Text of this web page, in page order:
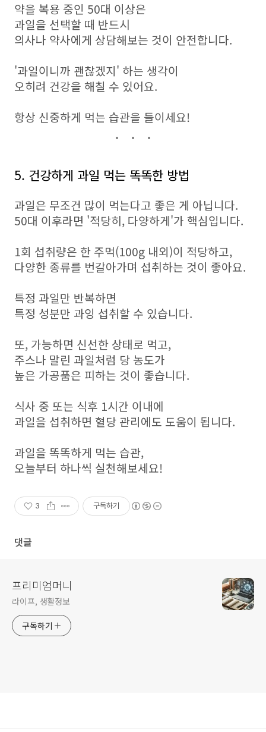
약을 복용 중인 50대 이상은
과일을 선택할 때 반드시
의사나 약사에게 상담해보는 것이 안전합니다.
'과일이니까 괜찮겠지' 하는 생각이
오히려 건강을 해칠 수 있어요.
항상 신중하게 먹는 습관을 들이세요!
5. 건강하게 과일 먹는 똑똑한 방법
과일은 무조건 많이 먹는다고 좋은 게 아닙니다.
50대 이후라면 '적당히, 다양하게'가 핵심입니다.
1회 섭취량은 한 주먹(100g 내외)이 적당하고,
다양한 종류를 번갈아가며 섭취하는 것이 좋아요.
특정 과일만 반복하면
특정 성분만 과잉 섭취할 수 있습니다.
또, 가능하면 신선한 상태로 먹고,
주스나 말린 과일처럼 당 농도가
높은 가공품은 피하는 것이 좋습니다.
식사 중 또는 식후 1시간 이내에
과일을 섭취하면 혈당 관리에도 도움이 됩니다.
과일을 똑똑하게 먹는 습관,
오늘부터 하나씩 실천해보세요!
3 구독하기
댓글
프리미엄머니
라이프, 생활정보
구독하기